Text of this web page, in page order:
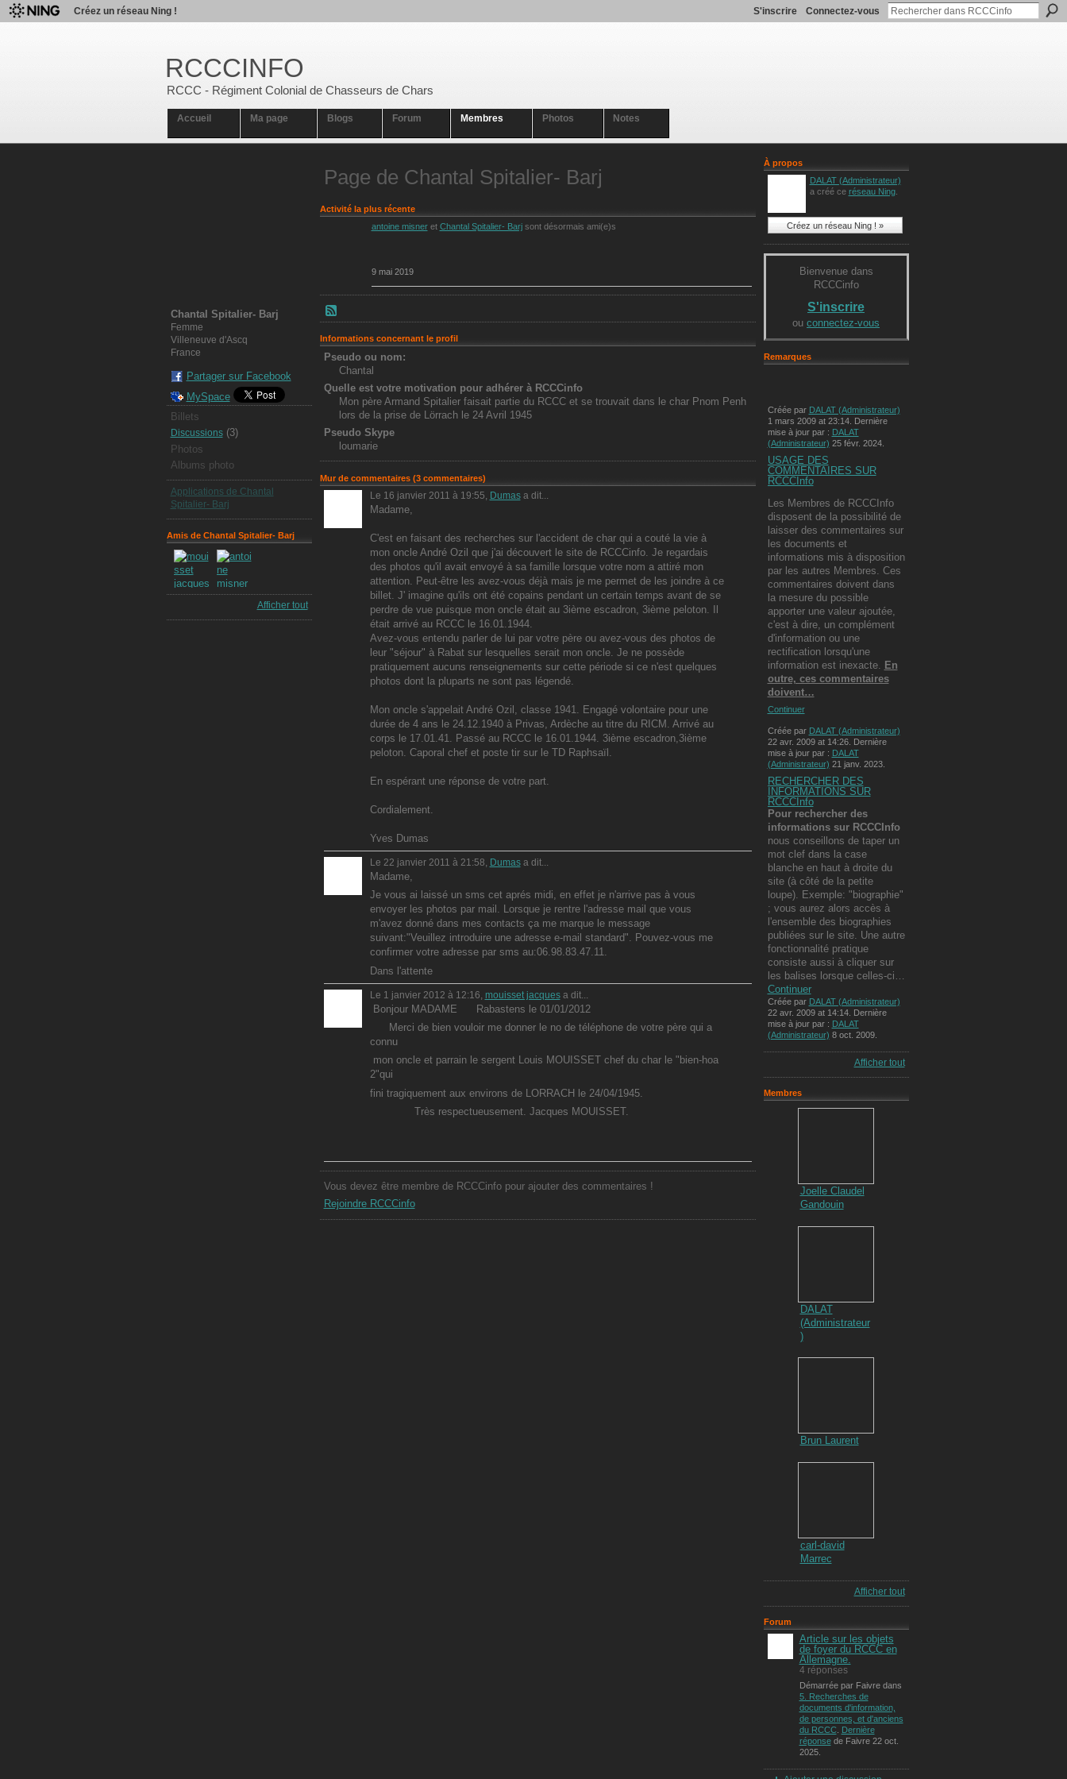
Créez un réseau Ning ! S'inscrire Connectez-vous
RCCCINFO
RCCC - Régiment Colonial de Chasseurs de Chars
Accueil Ma page Blogs Forum Membres Photos Notes
Chantal Spitalier- Barj
Femme
Villeneuve d'Ascq
France
Partager sur Facebook
MySpace
Billets
Discussions(3)
Photos
Albums photo
Applications de Chantal
Spitalier- Barj
Amis de Chantal Spitalier- Barj
Afficher tout
Page de Chantal Spitalier- Barj
Activité la plus récente
antoine misneret Chantal Spitalier- Barjsont désormais ami(e)s
9 mai 2019
Informations concernant le profil
Pseudo ou nom:
Chantal
Quelle est votre motivation pour adhérer à RCCCinfo
Mon père Armand Spitalier faisait partie du RCCC et se trouvait dans le char Pnom Penh
lors de la prise de Lörrach le 24 Avril 1945
Pseudo Skype
loumarie
Mur de commentaires (3 commentaires)
Le 16 janvier 2011 à 19:55, Dumasa dit...
Madame,
C'est en faisant des recherches sur l'accident de char qui a couté la vie à
mon oncle André Ozil que j'ai découvert le site de RCCCinfo. Je regardais
des photos qu'il avait envoyé à sa famille lorsque votre nom a attiré mon
attention. Peut-être les avez-vous déjà mais je me permet de les joindre à ce
billet. J' imagine qu'ils ont été copains pendant un certain temps avant de se
perdre de vue puisque mon oncle était au 3ième escadron, 3ième peloton. Il
était arrivé au RCCC le 16.01.1944.
Avez-vous entendu parler de lui par votre père ou avez-vous des photos de
leur "séjour" à Rabat sur lesquelles serait mon oncle. Je ne possède
pratiquement aucuns renseignements sur cette période si ce n'est quelques
photos dont la pluparts ne sont pas légendé.
Mon oncle s'appelait André Ozil, classe 1941. Engagé volontaire pour une
durée de 4 ans le 24.12.1940 à Privas, Ardèche au titre du RICM. Arrivé au
corps le 17.01.41. Passé au RCCC le 16.01.1944. 3ième escadron,3ième
peloton. Caporal chef et poste tir sur le TD Raphsaïl.
En espérant une réponse de votre part.
Cordialement.
Yves Dumas
Le 22 janvier 2011 à 21:58, Dumasa dit...
Madame,
Je vous ai laissé un sms cet aprés midi, en effet je n'arrive pas à vous
envoyer les photos par mail. Lorsque je rentre l'adresse mail que vous
m'avez donné dans mes contacts ça me marque le message
suivant:"Veuillez introduire une adresse e-mail standard". Pouvez-vous me
confirmer votre adresse par sms au:06.98.83.47.11.
Dans l'attente
Le 1 janvier 2012 à 12:16, mouisset jacquesa dit...
Bonjour MADAME Rabastens le 01/01/2012
Merci de bien vouloir me donner le no de téléphone de votre père qui a
connu
mon oncle et parrain le sergent Louis MOUISSET chef du char le "bien-hoa
2"qui
fini tragiquement aux environs de LORRACH le 24/04/1945.
Très respectueusement. Jacques MOUISSET.
Vous devez être membre de RCCCinfo pour ajouter des commentaires !
Rejoindre RCCCinfo
À propos
DALAT (Administrateur)
a créé ce réseau Ning.
Créez un réseau Ning ! »
Bienvenue dans
RCCCinfo
S'inscrire
ou connectez-vous
Remarques
Créée par DALAT (Administrateur)
1 mars 2009 at 23:14. Dernière
mise à jour par : DALAT
(Administrateur) 25 févr. 2024.
USAGE DES
COMMENTAIRES SUR
RCCCInfo
Les Membres de RCCCInfo
disposent de la possibilité de
laisser des commentaires sur
les documents et
informations mis à disposition
par les autres Membres. Ces
commentaires doivent dans
la mesure du possible
apporter une valeur ajoutée,
c'est à dire, un complément
d'information ou une
rectification lorsqu'une
information est inexacte. En
outre, ces commentaires
doivent…
Continuer
Créée par DALAT (Administrateur)
22 avr. 2009 at 14:26. Dernière
mise à jour par : DALAT
(Administrateur) 21 janv. 2023.
RECHERCHER DES
INFORMATIONS SUR
RCCCInfo
Pour rechercher des
informations sur RCCCInfo
nous conseillons de taper un
mot clef dans la case
blanche en haut à droite du
site (à côté de la petite
loupe). Exemple: "biographie"
; vous aurez alors accès à
l'ensemble des biographies
publiées sur le site. Une autre
fonctionnalité pratique
consiste aussi à cliquer sur
les balises lorsque celles-ci…
Continuer
Créée par DALAT (Administrateur)
22 avr. 2009 at 14:14. Dernière
mise à jour par : DALAT
(Administrateur) 8 oct. 2009.
Afficher tout
Membres
Joelle Claudel
Gandouin
DALAT
(Administrateur
)
Brun Laurent
carl-david
Marrec
Afficher tout
Forum
Article sur les objets
de foyer du RCCC en
Allemagne.
4 réponses
Démarrée par Faivre dans
5. Recherches de
documents d'information,
de personnes, et d'anciens
du RCCC. Dernière
réponsede Faivre 22 oct.
2025.